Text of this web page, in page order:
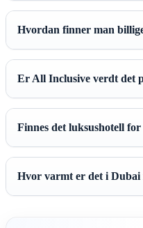
Hvordan finner man
Er All Inclusive verdt det
Finnes det luksushotell
Hvor varmt er det i Dubai